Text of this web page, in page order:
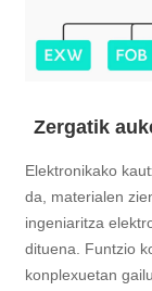
Zergatik
Elektronikako
da, materialen
ingeniaritza
dituena. Funtzio
konplexuetan